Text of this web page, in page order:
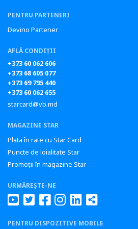
PENTRU PARTENERI
Devino Partener
AFLĂ CONDIȚII
+373 60 062 606
+373 68 605 077
+373 69 795 440
+373 60 062 655
starcard@vb.md
MAGAZINE STAR
Plata în rate cu Star Card
Puncte de loialitate Star
Promoții în magazine Star
URMĂREȘTE-NE
PENTRU DISPOZITIVE MOBILE